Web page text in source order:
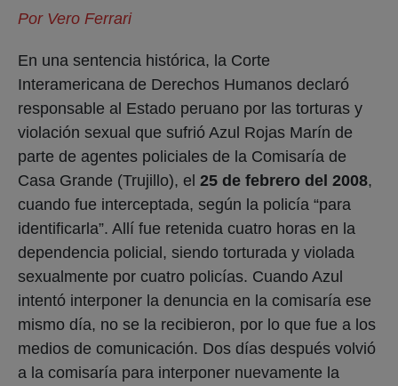
Por Vero Ferrari
En una sentencia histórica, la Corte
Interamericana de Derechos Humanos declaró
responsable al Estado peruano por las torturas y
violación sexual que sufrió Azul Rojas Marín de
parte de agentes policiales de la Comisaría de
Casa Grande (Trujillo), el 25 de febrero del 2008,
cuando fue interceptada, según la policía “para
identificarla”. Allí fue retenida cuatro horas en la
dependencia policial, siendo torturada y violada
sexualmente por cuatro policías. Cuando Azul
intentó interponer la denuncia en la comisaría ese
mismo día, no se la recibieron, por lo que fue a los
medios de comunicación. Dos días después volvió
a la comisaría para interponer nuevamente la